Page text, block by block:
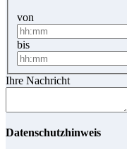
von
bis
Ihre Nachricht
Datenschutzhinweis